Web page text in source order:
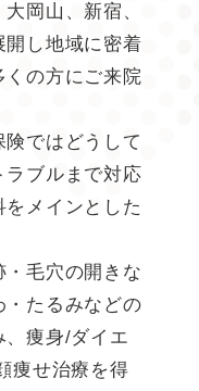
岡山、新宿、
開し地域に密着
くの方にご来院
ではどうして
ラブルまで対応
メインとした
・毛穴の開きな
・たるみなどの
、痩身/ダイエ
痩せ治療を得